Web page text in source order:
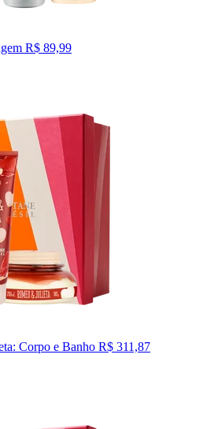
R$ 89,99
Corpo e Banho R$ 311,87